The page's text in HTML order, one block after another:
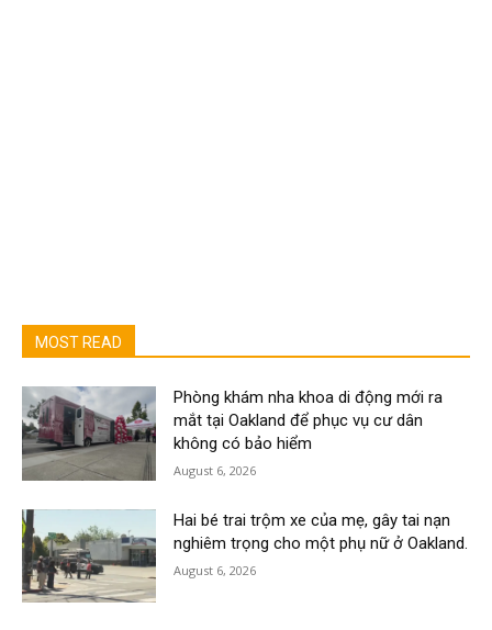
MOST READ
Phòng khám nha khoa di động mới ra
mắt tại Oakland để phục vụ cư dân
không có bảo hiểm
August 6, 2026
Hai bé trai trộm xe của mẹ, gây tai nạn
nghiêm trọng cho một phụ nữ ở Oakland.
August 6, 2026